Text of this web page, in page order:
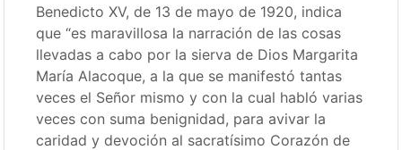
Benedicto XV, de 13 de mayo de 1920, indica
que “es maravillosa la narración de las cosas
llevadas a cabo por la sierva de Dios Margarita
María Alacoque, a la que se manifestó tantas
veces el Señor mismo y con la cual habló varias
veces con suma benignidad, para avivar la
caridad y devoción al sacratísimo Corazón de